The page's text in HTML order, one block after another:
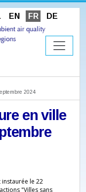
EN FR DE
2024
en ville